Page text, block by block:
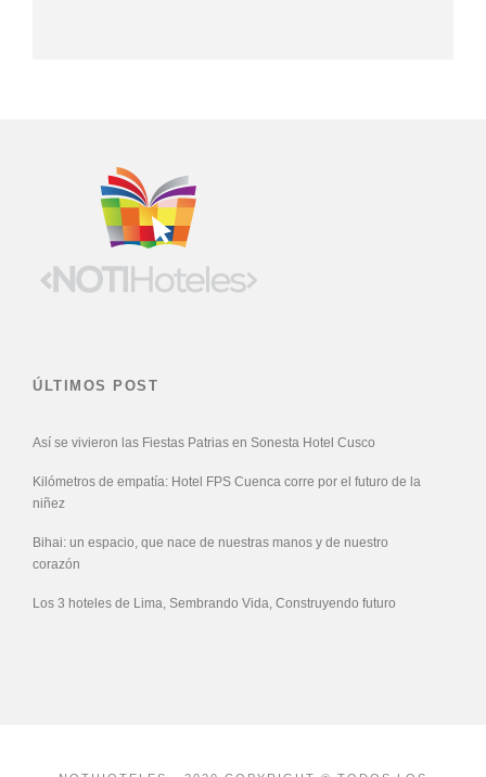
ÚLTIMOS POST
Así se vivieron las Fiestas Patrias en Sonesta Hotel Cusco
Kilómetros de empatía: Hotel FPS Cuenca corre por el futuro de la
niñez
Bihai: un espacio, que nace de nuestras manos y de nuestro
corazón
Los 3 hoteles de Lima, Sembrando Vida, Construyendo futuro